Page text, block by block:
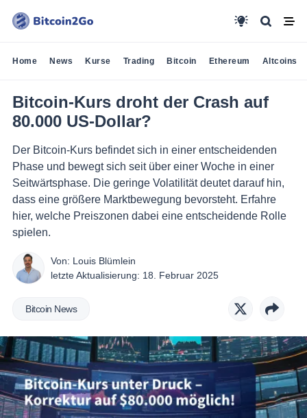
Home News Kurse Trading Bitcoin Ethereum Altcoins
Bitcoin-Kurs droht der Crash auf
80.000 US-Dollar?
Der Bitcoin-Kurs befindet sich in einer entscheidenden
Phase und bewegt sich seit über einer Woche in einer
Seitwärtsphase. Die geringe Volatilität deutet darauf hin,
dass eine größere Marktbewegung bevorsteht. Erfahre
hier, welche Preiszonen dabei eine entscheidende Rolle
spielen.
Von: Louis Blümlein
letzte Aktualisierung: 18. Februar 2025
Bitcoin News